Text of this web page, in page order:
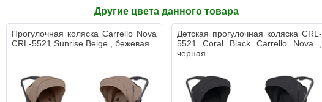
Другие цвета данного товара
Прогулочная коляска Carrello Nova
CRL-5521 Sunrise Beige , бежевая
Детская прогулочная коляска CRL-
5521 Coral Black Carrello Nova ,
черная